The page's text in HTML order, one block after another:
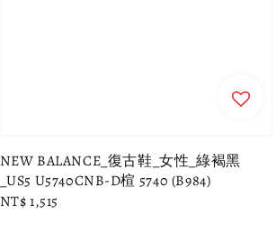
NEW BALANCE_復古鞋_女性_綠褐黑
_US5 U5740CNB-D楦 5740 (B984)
Regular
NT$ 1,515